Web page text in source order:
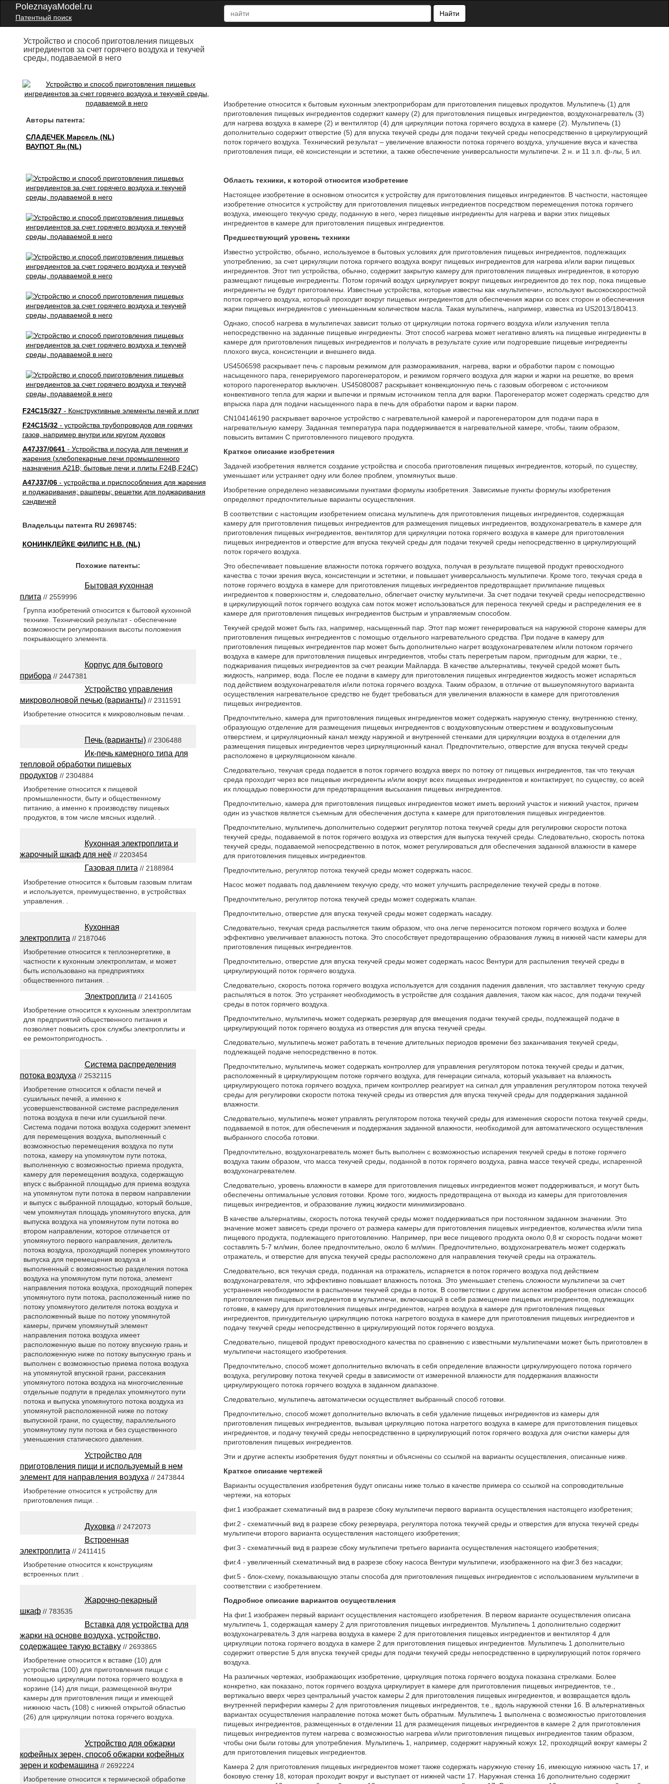
PoleznayaModel.ru
Патентный поиск
Найти
Устройство и способ приготовления пищевых
ингредиентов за счет горячего воздуха и текучей
среды, подаваемой в него
Авторы патента:
СЛАДЕЧЕК Марсель (NL)
ВАУПОТ Ян (NL)
F24C15/327- Конструктивные элементы печей и плит
F24C15/32- устройства трубопроводов для горячих
газов, например внутри или кругом духовок
A47J37/0641- Устройства и посуда для печения и
жарения (хлебопекарные печи промышленного
назначения A21B; бытовые печи и плиты F24B,F24C)
A47J37/06- устройства и приспособления для жарения
и поджаривания; рашперы; решетки для поджаривания
сэндвичей
Владельцы патента RU 2698745:
КОНИНКЛЕЙКЕ ФИЛИПС Н.В. (NL)
Изобретение относится к бытовым кухонным электроприборам для приготовления пищевых продуктов. Мультипечь (1) для
приготовления пищевых ингредиентов содержит камеру (2) для приготовления пищевых ингредиентов, воздухонагреватель (3)
для нагрева воздуха в камере (2) и вентилятор (4) для циркуляции потока горячего воздуха в камере (2). Мультипечь (1)
дополнительно содержит отверстие (5) для впуска текучей среды для подачи текучей среды непосредственно в циркулирующий
поток горячего воздуха. Технический результат – увеличение влажности потока горячего воздуха, улучшение вкуса и качества
приготовления пищи, её консистенции и эстетики, а также обеспечение универсальности мультипечи. 2 н. и 11 з.п. ф-лы, 5 ил.
Область техники, к которой относится изобретение
Настоящее изобретение в основном относится к устройству для приготовления пищевых ингредиентов. В частности, настоящее
изобретение относится к устройству для приготовления пищевых ингредиентов посредством перемещения потока горячего
воздуха, имеющего текучую среду, поданную в него, через пищевые ингредиенты для нагрева и варки этих пищевых
ингредиентов в камере для приготовления пищевых ингредиентов.
Предшествующий уровень техники
Известно устройство, обычно, используемое в бытовых условиях для приготовления пищевых ингредиентов, подлежащих
употреблению, за счет циркуляции потока горячего воздуха вокруг пищевых ингредиентов для нагрева и/или варки пищевых
ингредиентов. Этот тип устройства, обычно, содержит закрытую камеру для приготовления пищевых ингредиентов, в которую
размещают пищевые ингредиенты. Потом горячий воздух циркулирует вокруг пищевых ингредиентов до тех пор, пока пищевые
ингредиенты не будут приготовлены. Известные устройства, которые известны как «мультипечи», используют высокоскоростной
поток горячего воздуха, который проходит вокруг пищевых ингредиентов для обеспечения жарки со всех сторон и обеспечения
жарки пищевых ингредиентов с уменьшенным количеством масла. Такая мультипечь, например, известна из US2013/180413.
Однако, способ нагрева в мультипечах зависит только от циркуляции потока горячего воздуха и/или излучения тепла
непосредственно на заданные пищевые ингредиенты. Этот способ нагрева может негативно влиять на пищевые ингредиенты в
камере для приготовления пищевых ингредиентов и получать в результате сухие или подгоревшие пищевые ингредиенты
плохого вкуса, консистенции и внешнего вида.
US4506598 раскрывает печь с паровым режимом для размораживания, нагрева, варки и обработки паром с помощью
насыщенного пара, генерируемого парогенератором, и режимом горячего воздуха для жарки и жарки на решетке, во время
которого парогенератор выключен. US45080087 раскрывает конвекционную печь с газовым обогревом с источником
конвективного тепла для жарки и выпечки и прямым источником тепла для варки. Парогенератор может содержать средство для
впрыска пара для подачи насыщенного пара в печь для обработки паром и варки паром.
CN104146190 раскрывает варочное устройство с нагревательной камерой и парогенератором для подачи пара в
нагревательную камеру. Заданная температура пара поддерживается в нагревательной камере, чтобы, таким образом,
повысить витамин C приготовленного пищевого продукта.
Краткое описание изобретения
Задачей изобретения является создание устройства и способа приготовления пищевых ингредиентов, который, по существу,
уменьшает или устраняет одну или более проблем, упомянутых выше.
Изобретение определено независимыми пунктами формулы изобретения. Зависимые пункты формулы изобретения
определяют предпочтительные варианты осуществления.
В соответствии с настоящим изобретением описана мультипечь для приготовления пищевых ингредиентов, содержащая
камеру для приготовления пищевых ингредиентов для размещения пищевых ингредиентов, воздухонагреватель в камере для
приготовления пищевых ингредиентов, вентилятор для циркуляции потока горячего воздуха в камере для приготовления
пищевых ингредиентов и отверстие для впуска текучей среды для подачи текучей среды непосредственно в циркулирующий
поток горячего воздуха.
Это обеспечивает повышение влажности потока горячего воздуха, получая в результате пищевой продукт превосходного
качества с точки зрения вкуса, консистенции и эстетики, и повышает универсальность мультипечи. Кроме того, текучая среда в
потоке горячего воздуха в камере для приготовления пищевых ингредиентов предотвращает прилипание пищевых
ингредиентов к поверхностям и, следовательно, облегчает очистку мультипечи. За счет подачи текучей среды непосредственно
в циркулирующий поток горячего воздуха сам поток может использоваться для переноса текучей среды и распределения ее в
камере для приготовления пищевых ингредиентов быстрым и управляемым способом.
Текучей средой может быть газ, например, насыщенный пар. Этот пар может генерироваться на наружной стороне камеры для
приготовления пищевых ингредиентов с помощью отдельного нагревательного средства. При подаче в камеру для
приготовления пищевых ингредиентов пар может быть дополнительно нагрет воздухонагревателем и/или потоком горячего
воздуха в камере для приготовления пищевых ингредиентов, чтобы стать перегретым паром, пригодным для жарки, т.е.,
поджаривания пищевых ингредиентов за счет реакции Майларда. В качестве альтернативы, текучей средой может быть
жидкость, например, вода. После ее подачи в камеру для приготовления пищевых ингредиентов жидкость может испаряться
под действием воздухонагревателя и/или потока горячего воздуха. Таким образом, в отличие от вышеупомянутого варианта
осуществления нагревательное средство не будет требоваться для увеличения влажности в камере для приготовления
пищевых ингредиентов.
Предпочтительно, камера для приготовления пищевых ингредиентов может содержать наружную стенку, внутреннюю стенку,
образующую отделение для размещения пищевых ингредиентов с воздуховпускным отверстием и воздуховыпускным
отверстием, и циркуляционный канал между наружной и внутренней стенками для циркуляции воздуха в отделении для
размещения пищевых ингредиентов через циркуляционный канал. Предпочтительно, отверстие для впуска текучей среды
расположено в циркуляционном канале.
Следовательно, текучая среда подается в поток горячего воздуха вверх по потоку от пищевых ингредиентов, так что текучая
среда проходит через все пищевые ингредиенты и/или вокруг всех пищевых ингредиентов и контактирует, по существу, со всей
их площадью поверхности для предотвращения высыхания пищевых ингредиентов.
Предпочтительно, камера для приготовления пищевых ингредиентов может иметь верхний участок и нижний участок, причем
один из участков является съемным для обеспечения доступа к камере для приготовления пищевых ингредиентов.
Предпочтительно, мультипечь дополнительно содержит регулятор потока текучей среды для регулировки скорости потока
текучей среды, подаваемой в поток горячего воздуха из отверстия для выпуска текучей среды. Следовательно, скорость потока
текучей среды, подаваемой непосредственно в поток, может регулироваться для обеспечения заданной влажности в камере
для приготовления пищевых ингредиентов.
Предпочтительно, регулятор потока текучей среды может содержать насос.
Насос может подавать под давлением текучую среду, что может улучшить распределение текучей среды в потоке.
Предпочтительно, регулятор потока текучей среды может содержать клапан.
Предпочтительно, отверстие для впуска текучей среды может содержать насадку.
Следовательно, текучая среда распыляется таким образом, что она легче переносится потоком горячего воздуха и более
эффективно увеличивает влажность потока. Это способствует предотвращению образования лужиц в нижней части камеры для
приготовления пищевых ингредиентов.
Предпочтительно, отверстие для впуска текучей среды может содержать насос Вентури для распыления текучей среды в
циркулирующий поток горячего воздуха.
Следовательно, скорость потока горячего воздуха используется для создания падения давления, что заставляет текучую среду
распыляться в поток. Это устраняет необходимость в устройстве для создания давления, таком как насос, для подачи текучей
среды в поток горячего воздуха.
Предпочтительно, мультипечь может содержать резервуар для вмещения подачи текучей среды, подлежащей подаче в
циркулирующий поток горячего воздуха из отверстия для впуска текучей среды.
Следовательно, мультипечь может работать в течение длительных периодов времени без заканчивания текучей среды,
подлежащей подаче непосредственно в поток.
Предпочтительно, мультипечь может содержать контроллер для управления регулятором потока текучей среды и датчик,
расположенный в циркулирующем потоке горячего воздуха, для генерации сигнала, который указывает на влажность
циркулирующего потока горячего воздуха, причем контроллер реагирует на сигнал для управления регулятором потока текучей
среды для регулировки скорости потока текучей среды из отверстия для впуска текучей среды для поддержания заданной
влажности.
Следовательно, мультипечь может управлять регулятором потока текучей среды для изменения скорости потока текучей среды,
подаваемой в поток, для обеспечения и поддержания заданной влажности, необходимой для автоматического осуществления
выбранного способа готовки.
Предпочтительно, воздухонагреватель может быть выполнен с возможностью испарения текучей среды в потоке горячего
воздуха таким образом, что масса текучей среды, поданной в поток горячего воздуха, равна массе текучей среды, испаренной
воздухонагревателем.
Следовательно, уровень влажности в камере для приготовления пищевых ингредиентов может поддерживаться, и могут быть
обеспечены оптимальные условия готовки. Кроме того, жидкость предотвращена от выхода из камеры для приготовления
пищевых ингредиентов, и образование лужиц жидкости минимизировано.
В качестве альтернативы, скорость потока текучей среды может поддерживаться при постоянном заданном значении. Это
значение может зависеть среди прочего от размера камеры для приготовления пищевых ингредиентов, количества и/или типа
пищевого продукта, подлежащего приготовлению. Например, при весе пищевого продукта около 0,8 кг скорость подачи может
составлять 5-7 мл/мин, более предпочтительно, около 6 мл/мин. Предпочтительно, воздухонагреватель может содержать
отражатель, и отверстие для впуска текучей среды расположено для направления текучей среды на отражатель.
Следовательно, вся текучая среда, поданная на отражатель, испаряется в поток горячего воздуха под действием
воздухонагревателя, что эффективно повышает влажность потока. Это уменьшает степень сложности мультипечи за счет
устранения необходимости в распылении текучей среды в поток. В соответствии с другим аспектом изобретения описан способ
приготовления пищевых ингредиентов в мультипечи, включающий в себя размещение пищевых ингредиентов, подлежащих
готовке, в камеру для приготовления пищевых ингредиентов, нагрев воздуха в камере для приготовления пищевых
ингредиентов, принудительную циркуляцию потока нагретого воздуха в камере для приготовления пищевых ингредиентов и
подачу текучей среды непосредственно в циркулирующий поток горячего воздуха.
Следовательно, пищевой продукт превосходного качества по сравнению с известными мультипечами может быть приготовлен в
мультипечи настоящего изобретения.
Предпочтительно, способ может дополнительно включать в себя определение влажности циркулирующего потока горячего
воздуха, регулировку потока текучей среды в зависимости от измеренной влажности для поддержания влажности
циркулирующего потока горячего воздуха в заданном диапазоне.
Следовательно, мультипечь автоматически осуществляет выбранный способ готовки.
Предпочтительно, способ может дополнительно включать в себя удаление пищевых ингредиентов из камеры для
приготовления пищевых ингредиентов, вызывая циркуляцию потока нагретого воздуха в камере для приготовления пищевых
ингредиентов, и подачу текучей среды непосредственно в циркулирующий поток горячего воздуха для очистки камеры для
приготовления пищевых ингредиентов.
Эти и другие аспекты изобретения будут понятны и объяснены со ссылкой на варианты осуществления, описанные ниже.
Краткое описание чертежей
Варианты осуществления изобретения будут описаны ниже только в качестве примера со ссылкой на сопроводительные
чертежи, на которых
фиг.1 изображает схематичный вид в разрезе сбоку мультипечи первого варианта осуществления настоящего изобретения;
фиг.2 - схематичный вид в разрезе сбоку резервуара, регулятора потока текучей среды и отверстия для впуска текучей среды
мультипечи второго варианта осуществления настоящего изобретения;
фиг.3 - схематичный вид в разрезе сбоку мультипечи третьего варианта осуществления настоящего изобретения;
фиг.4 - увеличенный схематичный вид в разрезе сбоку насоса Вентури мультипечи, изображенного на фиг.3 без насадки;
фиг.5 - блок-схему, показывающую этапы способа для приготовления пищевых ингредиентов с использованием мультипечи в
соответствии с изобретением.
Подробное описание вариантов осуществления
На фиг.1 изображен первый вариант осуществления настоящего изобретения. В первом варианте осуществления описана
мультипечь 1, содержащая камеру 2 для приготовления пищевых ингредиентов. Мультипечь 1 дополнительно содержит
воздухонагреватель 3 для нагрева воздуха в камере 2 для приготовления пищевых ингредиентов и вентилятор 4 для
циркуляции потока горячего воздуха в камере 2 для приготовления пищевых ингредиентов. Мультипечь 1 дополнительно
содержит отверстие 5 для впуска текучей среды для подачи текучей среды непосредственно в циркулирующий поток горячего
воздуха.
На различных чертежах, изображающих изобретение, циркуляция потока горячего воздуха показана стрелками. Более
конкретно, как показано, поток горячего воздуха циркулирует в камере для приготовления пищевых ингредиентов, т.е.,
вертикально вверх через центральный участок камеры 2 для приготовления пищевых ингредиентов, и возвращается вдоль
внутренней периферии камеры 2 для приготовления пищевых ингредиентов, т.е., вдоль наружной стенки 16. В альтернативных
вариантах осуществления направление потока может быть обратным. Мультипечь 1 выполнена с возможностью приготовления
пищевых ингредиентов, размещенных в отделении 11 для размещения пищевых ингредиентов в камере 2 для приготовления
пищевых ингредиентов путем нагрева с возможностью нагрева и/или приготовления пищевых ингредиентов таким образом,
чтобы они были готовы для употребления. Мультипечь 1, например, содержит наружный кожух 12, проходящий вокруг камеры 2
для приготовления пищевых ингредиентов.
Камера 2 для приготовления пищевых ингредиентов может также содержать наружную стенку 16, имеющую нижнюю часть 17, и
боковую стенку 18, которая проходит вокруг и выступает от нижней части 17. Наружная стенка 16 дополнительно содержит
Похожие патенты:
Бытовая кухонная
плита // 2559996
Группа изобретений относится к бытовой кухонной
технике. Технический результат - обеспечение
возможности регулирования высоты положения
покрывающего элемента.
Корпус для бытового
прибора // 2447381
Устройство управления
микроволновой печью (варианты)// 2311591
Изобретение относится к микроволновым печам. .
Печь (варианты)// 2306488
Ик-печь камерного типа для
тепловой обработки пищевых
продуктов // 2304884
Изобретение относится к пищевой
промышленности, быту и общественному
питанию, а именно к производству пищевых
продуктов, в том числе мясных изделий. .
Кухонная электроплита и
жарочный шкаф для неё// 2203454
Газовая плита// 2188984
Изобретение относится к бытовым газовым плитам
и используется, преимущественно, в устройствах
управления. .
Кухонная
электроплита // 2187046
Изобретение относится к теплоэнергетике, в
частности к кухонным электроплитам, и может
быть использовано на предприятиях
общественного питания. .
Электроплита // 2141605
Изобретение относится к кухонным электроплитам
для предприятий общественного питания и
позволяет повысить срок службы электроплиты и
ее ремонтопригодность. .
Система распределения
потока воздуха // 2532115
Изобретение относится к области печей и
сушильных печей, а именно к
усовершенствованной системе распределения
потока воздуха в печи или сушильной печи.
Система подачи потока воздуха содержит элемент
для перемещения воздуха, выполненный с
возможностью перемещения воздуха по пути
потока, камеру на упомянутом пути потока,
выполненную с возможностью приема продукта,
камеру для перемещения воздуха, содержащую
впуск с выбранной площадью для приема воздуха
на упомянутом пути потока в первом направлении
и выпуск с выбранной площадью, который больше,
чем упомянутая площадь упомянутого впуска, для
выпуска воздуха на упомянутом пути потока во
втором направлении, которое отличается от
упомянутого первого направления, делитель
потока воздуха, проходящий поперек упомянутого
выпуска для перемещения воздуха и
выполненный с возможностью разделения потока
воздуха на упомянутом пути потока, элемент
направления потока воздуха, проходящий поперек
упомянутого пути потока, расположенный ниже по
потоку упомянутого делителя потока воздуха и
расположенный выше по потоку упомянутой
камеры, причем упомянутый элемент
направления потока воздуха имеет
расположенную выше по потоку впускную грань и
расположенную ниже по потоку выпускную грань и
выполнен с возможностью приема потока воздуха
на упомянутой впускной грани, рассекания
упомянутого потока воздуха на многочисленные
отдельные подпути в пределах упомянутого пути
потока и выпуска упомянутого потока воздуха из
упомянутой расположенной ниже по потоку
выпускной грани, по существу, параллельного
упомянутому пути потока и без существенного
уменьшения статического давления.
Устройство для
приготовления пищи и используемый в нем
элемент для направления воздуха // 2473844
Изобретение относится к устройству для
приготовления пищи. .
Духовка// 2472073
Встроенная
электроплита// 2411415
Изобретение относится к конструкциям
встроенных плит. .
Жарочно-пекарный
шкаф// 783535
Вставка для устройства для
жарки на основе воздуха, устройство,
содержащее такую вставку// 2693865
Изобретение относится к вставке (10) для
устройства (100) для приготовления пищи с
помощью циркуляции потока горячего воздуха в
корзине (14) для пищи, размещенной внутри
камеры для приготовления пищи и имеющей
нижнюю часть (108) с нижней открытой областью
(26) для циркуляции потока горячего воздуха.
Устройство для обжарки
кофейных зерен, способ обжарки кофейных
зерен и кофемашина // 2692224
Изобретение относится к термической обработке